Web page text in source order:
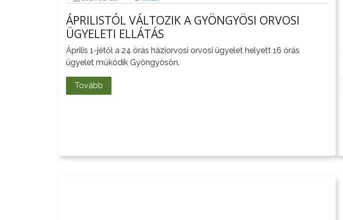
ÁPRILISTÓL VÁLTOZIK A GYÖNGYÖSI ORVOSI
ÜGYELETI ELLÁTÁS
Április 1-jétől a 24 órás háziorvosi orvosi ügyelet helyett 16 órás
ügyelet működik Gyöngyösön.
Tovább